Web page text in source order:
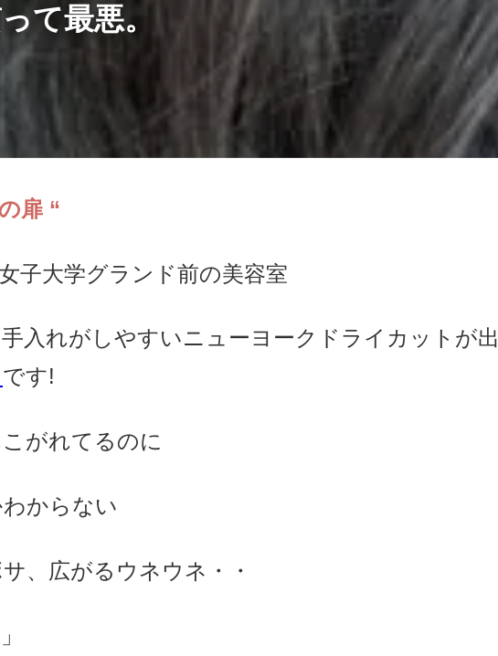
て最悪。
扉 “
子大学グランド前の美容室
入れがしやすいニューヨークドライカットが出
です!
がれてるのに
からない
、広がるウネウネ・・